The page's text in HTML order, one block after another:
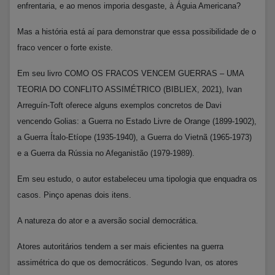
enfrentaria, e ao menos imporia desgaste, à Águia Americana?
Mas a história está aí para demonstrar que essa possibilidade de o
fraco vencer o forte existe.
Em seu livro COMO OS FRACOS VENCEM GUERRAS – UMA
TEORIA DO CONFLITO ASSIMÉTRICO (BIBLIEX, 2021), Ivan
Arreguín-Toft oferece alguns exemplos concretos de Davi
vencendo Golias: a Guerra no Estado Livre de Orange (1899-1902),
a Guerra Ítalo-Etíope (1935-1940), a Guerra do Vietnã (1965-1973)
e a Guerra da Rússia no Afeganistão (1979-1989).
Em seu estudo, o autor estabeleceu uma tipologia que enquadra os
casos. Pinço apenas dois itens.
A natureza do ator e a aversão social democrática.
Atores autoritários tendem a ser mais eficientes na guerra
assimétrica do que os democráticos. Segundo Ivan, os atores